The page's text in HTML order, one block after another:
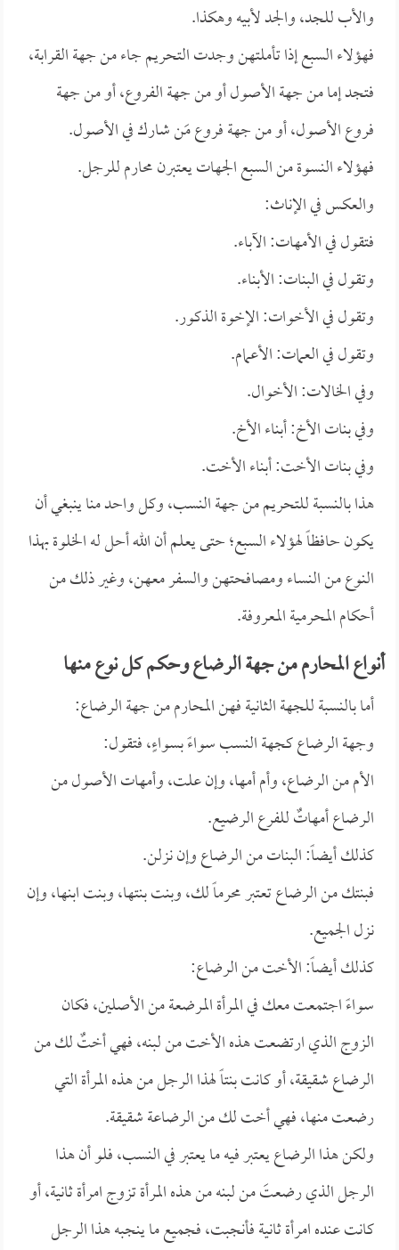
والأب للجد، والجد لأبيه وهكذا.
فهؤلاء السبع إذا تأملتهن وجدت التحريم جاء من جهة القرابة،
فتجد إما من جهة الأصول أو من جهة الفروع، أو من جهة
فروع الأصول، أو من جهة فروع مَن شارك في الأصول.
فهؤلاء النسوة من السبع الجهات يعتبرن محارم للرجل.
والعكس في الإناث:
فتقول في الأمهات: الآباء.
وتقول في البنات: الأبناء.
وتقول في الأخوات: الإخوة الذكور.
وتقول في العمات: الأعمام.
وفي الخالات: الأخوال.
وفي بنات الأخ: أبناء الأخ.
وفي بنات الأخت: أبناء الأخت.
هذا بالنسبة للتحريم من جهة النسب، وكل واحد منا ينبغي أن
يكون حافظاً لهؤلاء السبع؛ حتى يعلم أن الله أحل له الخلوة بهذا
النوع من النساء ومصافحتهن والسفر معهن، وغير ذلك من
أحكام المحرمية المعروفة.
أنواع المحارم من جهة الرضاع وحكم كل نوع منها
أما بالنسبة للجهة الثانية فهن المحارم من جهة الرضاع:
وجهة الرضاع كجهة النسب سواءً بسواءٍ، فتقول:
الأم من الرضاع، وأم أمها، وإن علت، وأمهات الأصول من
الرضاع أمهاتٌ للفرع الرضيع.
كذلك أيضاً: البنات من الرضاع وإن نزلن.
فبنتك من الرضاع تعتبر محرماً لك، وبنت بنتها، وبنت ابنها، وإن
نزل الجميع.
كذلك أيضاً: الأخت من الرضاع:
سواءً اجتمعت معك في المرأة المرضعة من الأصلين، فكان
الزوج الذي ارتضعت هذه الأخت من لبنه، فهي أختٌ لك من
الرضاع شقيقة، أو كانت بنتاً لهذا الرجل من هذه المرأة التي
رضعت منها، فهي أخت لك من الرضاعة شقيقة.
ولكن هذا الرضاع يعتبر فيه ما يعتبر في النسب، فلو أن هذا
الرجل الذي رضعتَ من لبنه من هذه المرأة تزوج امرأة ثانية، أو
كانت عنده امرأة ثانية فأنجبت، فجميع ما ينجبه هذا الرجل